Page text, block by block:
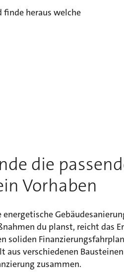
finde heraus welche
die
Vorhaben
energetische
du planst, reicht das
soliden
aus verschiedenen
zusammen.